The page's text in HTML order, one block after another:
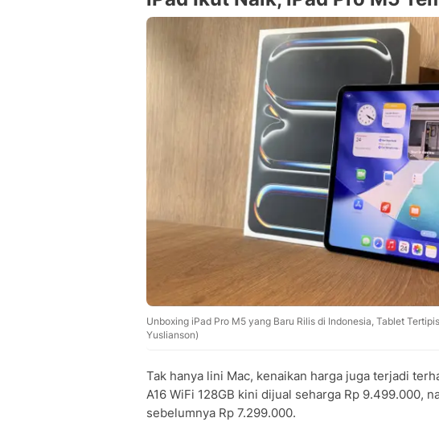
Unboxing iPad Pro M5 yang Baru Rilis di Indonesia, Tablet
Yuslianson)
Tak hanya lini Mac, kenaikan harga juga terjadi
A16 WiFi 128GB kini dijual seharga Rp 9.499.000,
sebelumnya Rp 7.299.000.